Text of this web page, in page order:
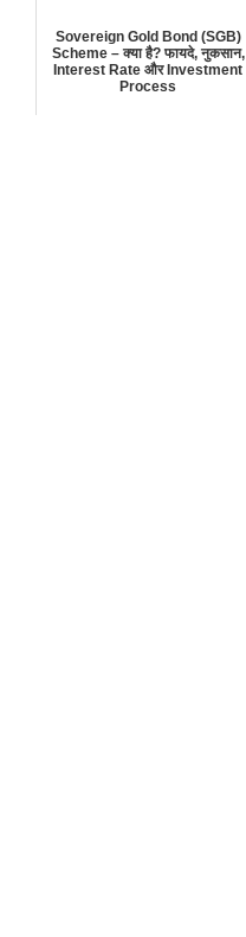
Sovereign Gold Bond (SGB)
Scheme – क्या है? फायदे, नुकसान,
Interest Rate और Investment
Process